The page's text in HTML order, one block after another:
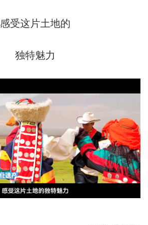
感受这片土地的
独特魅力